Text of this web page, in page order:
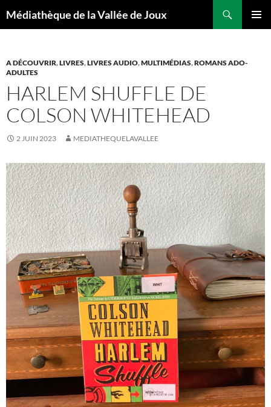
auMédiathèque de la Vallée de Joux
A DÉCOUVRIR,LIVRES,LIVRES AUDIO,MULTIMÉDIAS,ROMANS ADO-
ADULTES
HARLEM SHUFFLE DE
COLSON WHITEHEAD
2 JUIN 2023 MEDIATHEQUELAVALLEE